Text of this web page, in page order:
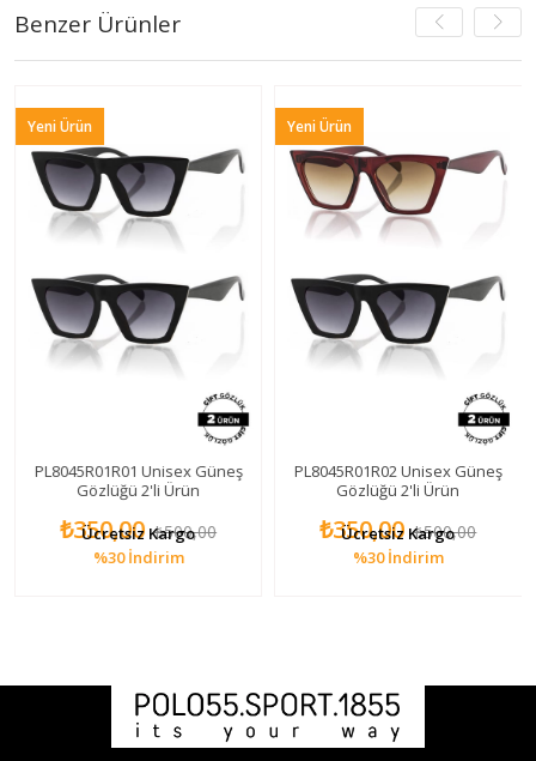
Benzer Ürünler
Unisex Güneş
Gözlüğü 2'li Ürün
₺350,00 ₺500,00
İndirim
Ücretsiz Kargo
Ürün
PL8045R01R02 Unisex Güneş
Gözlüğü 2'li Ürün
₺350,00 ₺500,00
İndirim
Ücretsiz Kargo
Yeni Ürün